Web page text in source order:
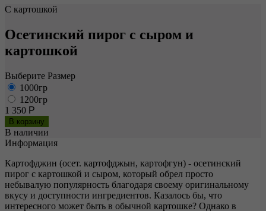
С картошкой
Осетинский пирог с сыром и
картошкой
Выберите Размер
1000гр
1200гр
1 350 Р
В наличии
Информация
Картофджин (осет. картофджын, картофгун) - осетинский
пирог с картошкой и сыром, который обрел просто
небывалую популярность благодаря своему оригинальному
вкусу и доступности ингредиентов. Казалось бы, что
интересного может быть в обычной картошке? Однако в